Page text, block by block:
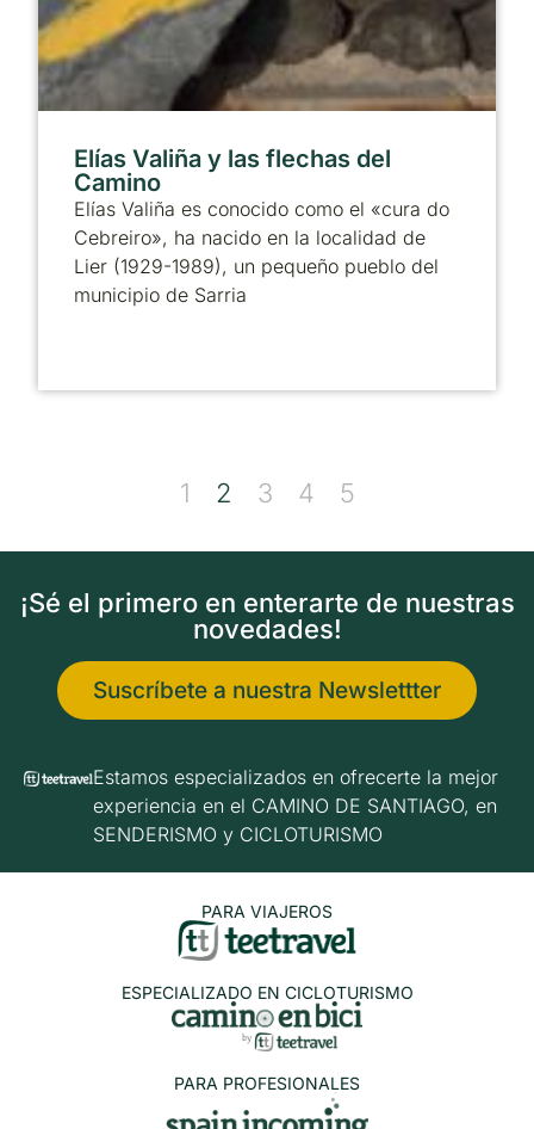
Elías Valiña y las flechas del
Camino
Elías Valiña es conocido como el «cura do
Cebreiro», ha nacido en la localidad de
Lier (1929-1989), un pequeño pueblo del
municipio de Sarria
1 2 3 4 5
¡Sé el primero en enterarte de nuestras
novedades!
Suscríbete a nuestra Newslettter
Estamos especializados en ofrecerte la mejor
experiencia en el CAMINO DE SANTIAGO, en
SENDERISMO y CICLOTURISMO
PARA VIAJEROS
ESPECIALIZADO EN CICLOTURISMO
PARA PROFESIONALES